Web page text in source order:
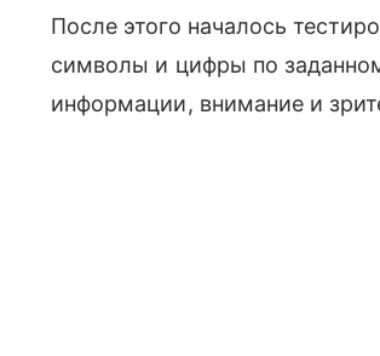
После этого началось
символы и цифры по
информации, внимание и